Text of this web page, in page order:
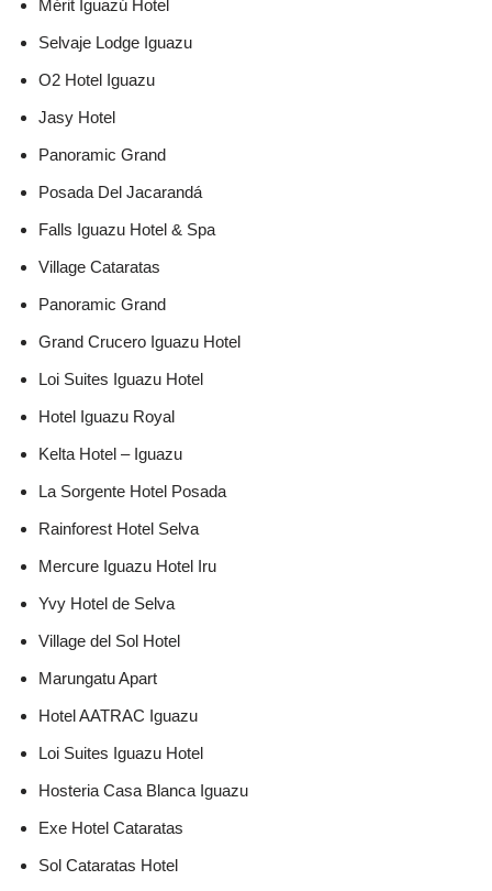
Mérit Iguazú Hotel
Selvaje Lodge Iguazu
O2 Hotel Iguazu
Jasy Hotel
Panoramic Grand
Posada Del Jacarandá
Falls Iguazu Hotel & Spa
Village Cataratas
Panoramic Grand
Grand Crucero Iguazu Hotel
Loi Suites Iguazu Hotel
Hotel Iguazu Royal
Kelta Hotel – Iguazu
La Sorgente Hotel Posada
Rainforest Hotel Selva
Mercure Iguazu Hotel Iru
Yvy Hotel de Selva
Village del Sol Hotel
Marungatu Apart
Hotel AATRAC Iguazu
Loi Suites Iguazu Hotel
Hosteria Casa Blanca Iguazu
Exe Hotel Cataratas
Sol Cataratas Hotel